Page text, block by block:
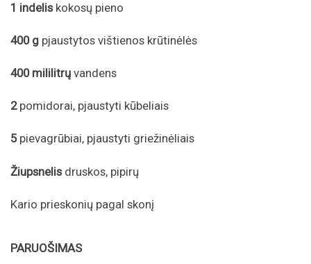
1 indeliskokosų pieno
400 g pjaustytos vištienos krūtinėlės
400 mililitrų vandens
2pomidorai, pjaustyti kūbeliais
5pievagrūbiai, pjaustyti griežinėliais
Žiupsnelis druskos, pipirų
Kario prieskonių pagal skonį
PARUOŠIMAS